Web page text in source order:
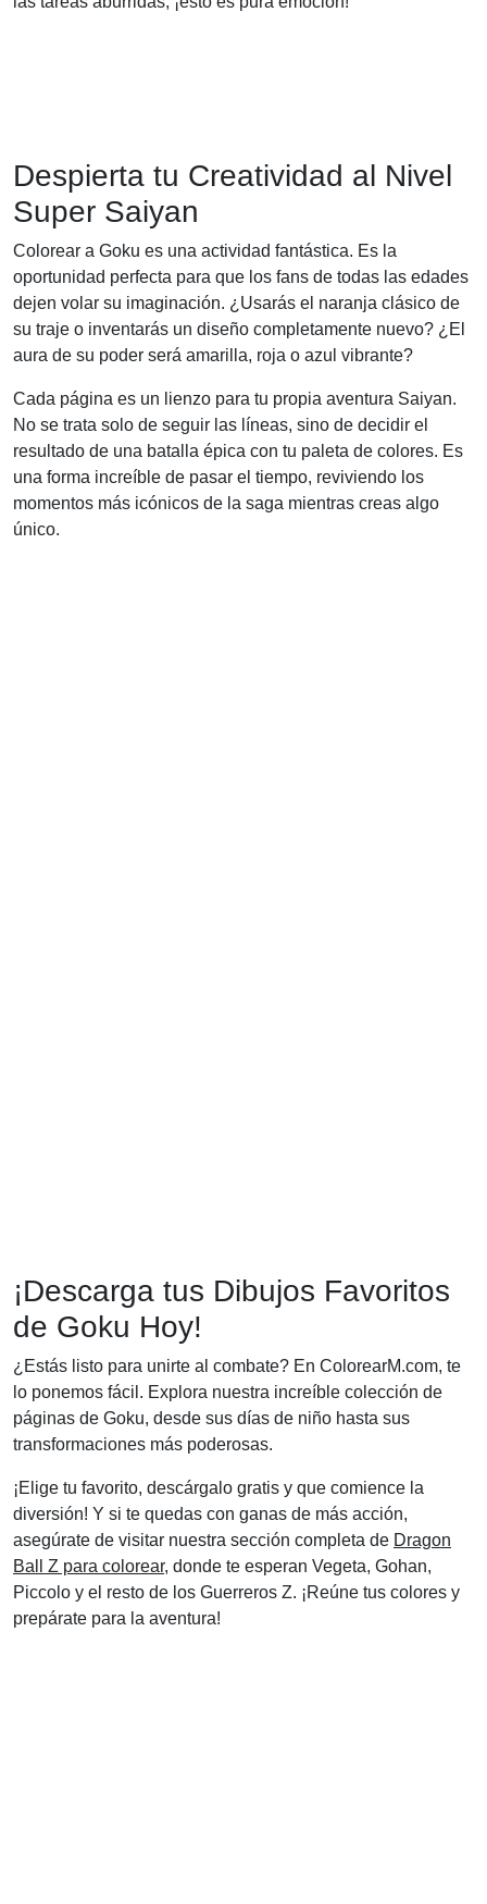
Despierta tu Creatividad al Nivel
Super Saiyan
Colorear a Goku es una actividad fantástica. Es la
oportunidad perfecta para que los fans de todas las edades
dejen volar su imaginación. ¿Usarás el naranja clásico de
su traje o inventarás un diseño completamente nuevo? ¿El
aura de su poder será amarilla, roja o azul vibrante?
Cada página es un lienzo para tu propia aventura Saiyan.
No se trata solo de seguir las líneas, sino de decidir el
resultado de una batalla épica con tu paleta de colores. Es
una forma increíble de pasar el tiempo, reviviendo los
momentos más icónicos de la saga mientras creas algo
único.
¡Descarga tus Dibujos Favoritos
de Goku Hoy!
¿Estás listo para unirte al combate? En ColorearM.com, te
lo ponemos fácil. Explora nuestra increíble colección de
páginas de Goku, desde sus días de niño hasta sus
transformaciones más poderosas.
¡Elige tu favorito, descárgalo gratis y que comience la
diversión! Y si te quedas con ganas de más acción,
asegúrate de visitar nuestra sección completa de Dragon
Ball Z para colorear, donde te esperan Vegeta, Gohan,
Piccolo y el resto de los Guerreros Z. ¡Reúne tus colores y
prepárate para la aventura!